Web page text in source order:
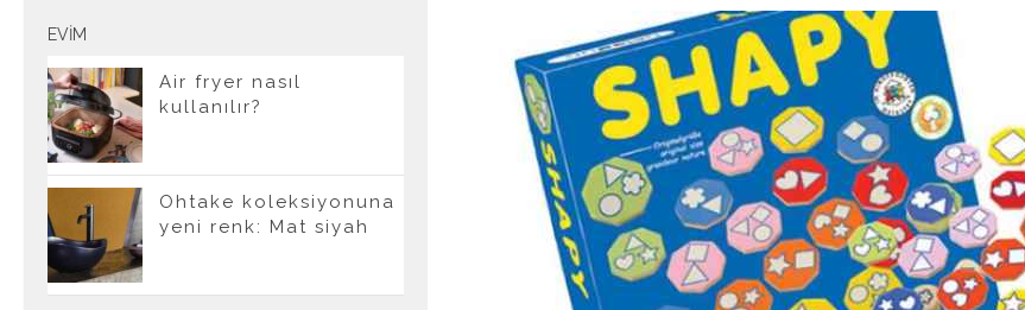
EVIM
Air fryer nasıl
kullanılır?
Ohtake koleksiyonuna
yeni renk: Mat siyah